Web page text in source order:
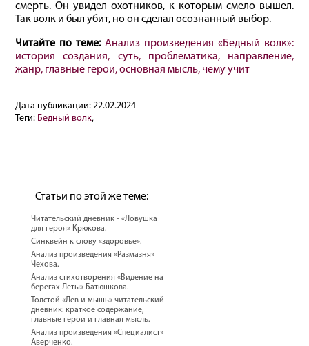
смерть. Он увидел охотников, к которым смело вышел.
Так волк и был убит, но он сделал осознанный выбор.
Читайте по теме: Анализ произведения «Бедный волк»:
история создания, суть, проблематика, направление,
жанр, главные герои, основная мысль, чему учит
Дата публикации:22.02.2024
Теги: Бедный волк,
Статьи по этой же теме:
Читательский дневник - «Ловушка
для героя» Крюкова.
Синквейн к слову «здоровье».
Анализ произведения «Размазня»
Чехова.
Анализ стихотворения «Видение на
берегах Леты» Батюшкова.
Толстой «Лев и мышь» читательский
дневник: краткое содержание,
главные герои и главная мысль.
Анализ произведения «Специалист»
Аверченко.